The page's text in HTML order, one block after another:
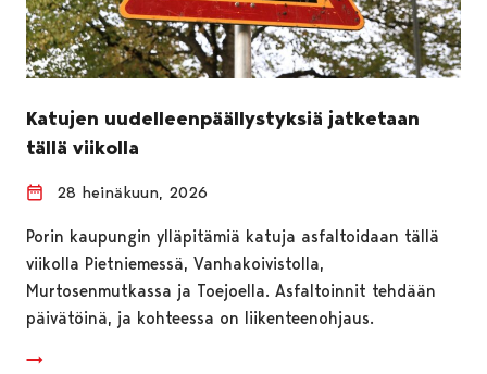
Katujen uudelleenpäällystyksiä jatketaan
tällä viikolla
28 heinäkuun, 2026
Porin kaupungin ylläpitämiä katuja asfaltoidaan tällä
viikolla Pietniemessä, Vanhakoivistolla,
Murtosenmutkassa ja Toejoella. Asfaltoinnit tehdään
päivätöinä, ja kohteessa on liikenteenohjaus.